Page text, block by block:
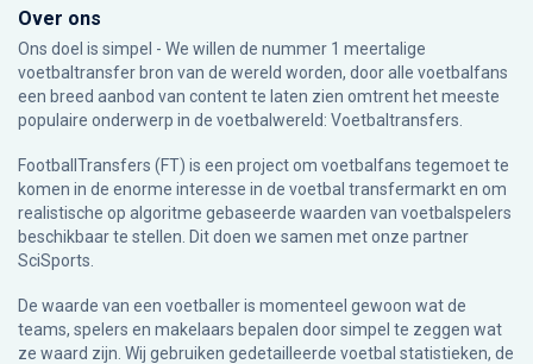
Over ons
Ons doel is simpel - We willen de nummer 1 meertalige
voetbaltransfer bron van de wereld worden, door alle voetbalfans
een breed aanbod van content te laten zien omtrent het meeste
populaire onderwerp in de voetbalwereld: Voetbaltransfers.
FootballTransfers (FT) is een project om voetbalfans tegemoet te
komen in de enorme interesse in de voetbal transfermarkt en om
realistische op algoritme gebaseerde waarden van voetbalspelers
beschikbaar te stellen. Dit doen we samen met onze partner
SciSports
De waarde van een voetballer is momenteel gewoon wat de
teams, spelers en makelaars bepalen door simpel te zeggen wat
ze waard zijn. Wij gebruiken gedetailleerde voetbal statistieken, de